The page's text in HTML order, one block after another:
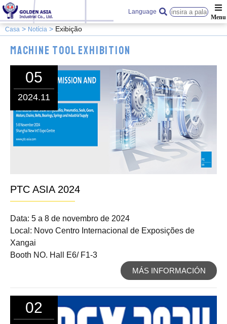
Language
Casa Notícia Exibição
Machine Tool Exhibition
05
2024.11
PTC ASIA 2024
Data: 5 a 8 de novembro de 2024
Local: Novo Centro Internacional de Exposições de
Xangai
Booth NO. Hall E6/ F1-3
MÁS INFORMACIÓN
02